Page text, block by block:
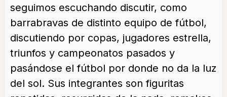
seguimos escuchando discutir, como
barrabravas de distinto equipo de fútbol,
discutiendo por copas, jugadores estrella,
triunfos y campeonatos pasados y
pasándose el fútbol por donde no da la luz
del sol. Sus integrantes son figuritas